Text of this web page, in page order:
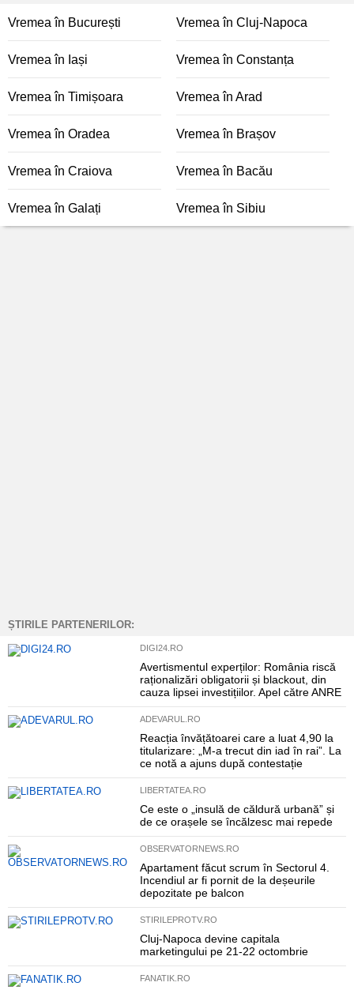
Vremea în București Vremea în Cluj-Napoca
Vremea în Iași Vremea în Constanța
Vremea în Timișoara Vremea în Arad
Vremea în Oradea Vremea în Brașov
Vremea în Craiova Vremea în Bacău
Vremea în Galați Vremea în Sibiu
ȘTIRILE PARTENERILOR:
DIGI24.RO
Avertismentul experților: România riscă
raționalizări obligatorii și blackout, din
cauza lipsei investițiilor. Apel către ANRE
ADEVARUL.RO
Reacția învățătoarei care a luat 4,90 la
titularizare: „M-a trecut din iad în rai”. La
ce notă a ajuns după contestație
LIBERTATEA.RO
Ce este o „insulă de căldură urbană” și
de ce orașele se încălzesc mai repede
OBSERVATORNEWS.RO
Apartament făcut scrum în Sectorul 4.
Incendiul ar fi pornit de la deșeurile
depozitate pe balcon
STIRILEPROTV.RO
Cluj-Napoca devine capitala
marketingului pe 21-22 octombrie
FANATIK.RO